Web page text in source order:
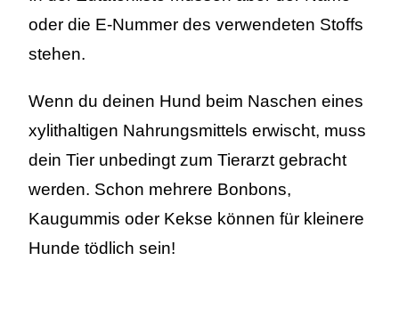
oder die E-Nummer des verwendeten Stoffs
stehen.
Wenn du deinen Hund beim Naschen eines
xylithaltigen Nahrungsmittels erwischt, muss
dein Tier unbedingt zum Tierarzt gebracht
werden. Schon mehrere Bonbons,
Kaugummis oder Kekse können für kleinere
Hunde tödlich sein!